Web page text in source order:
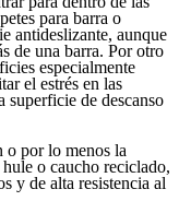
para barra o
antideslizante, aunque
de una barra. Por otro
especialmente
el estrés en las
superficie de descanso
o por lo menos la
o caucho reciclado,
y de alta resistencia al